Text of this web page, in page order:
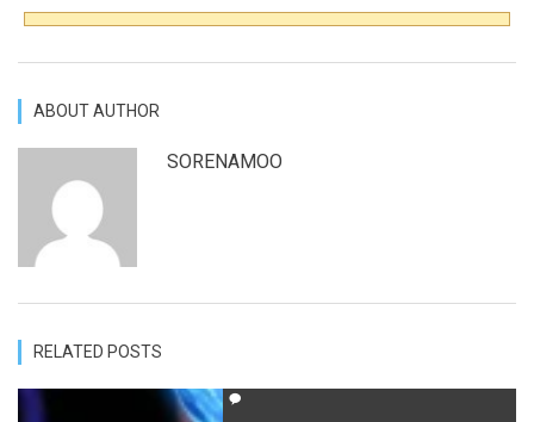
ABOUT AUTHOR
SORENAMOO
RELATED POSTS